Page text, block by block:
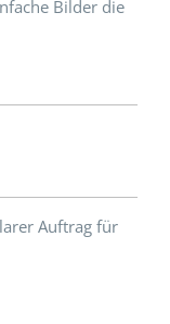
Bilder die
Auftrag für